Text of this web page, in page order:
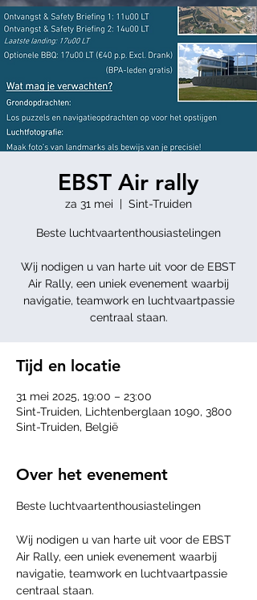
EBST Air rally
za 31 mei
  |
Sint-Truiden
Beste luchtvaartenthousiastelingen
Wij nodigen u van harte uit voor de EBST
Air Rally, een uniek evenement waarbij
navigatie, teamwork en luchtvaartpassie
Tijd en locatie
31 mei 2025, 19:00 – 23:00
Sint-Truiden, Lichtenberglaan 1090, 3800
Sint-Truiden, België
Over het evenement
Beste luchtvaartenthousiastelingen
Wij nodigen u van harte uit voor de EBST
Air Rally, een uniek evenement waarbij
navigatie, teamwork en luchtvaartpassie
centraal staan.